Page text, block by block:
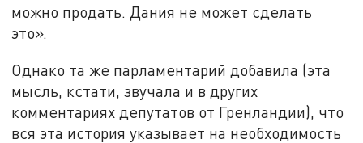
можно продать. Дания не может сделать
это».
Однако та же парламентарий добавила (эта
мысль, кстати, звучала и в других
комментариях депутатов от Гренландии), что
вся эта история указывает на необходимость